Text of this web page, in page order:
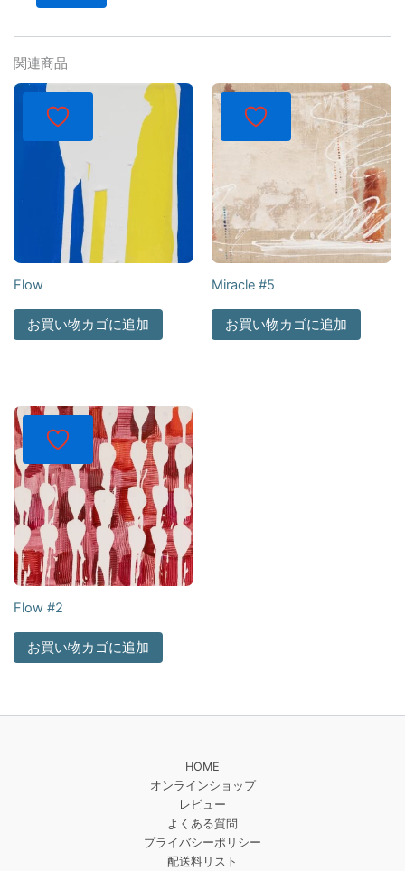
関連商品
Flow
お買い物カゴに追加
Miracle #5
お買い物カゴに追加
Flow #2
お買い物カゴに追加
HOME
オンラインショップ
レビュー
よくある質問
プライバシーポリシー
配送料リスト